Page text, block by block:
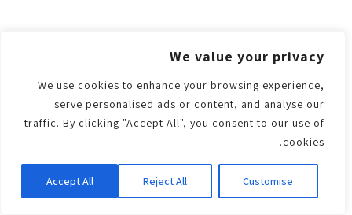
We value your privacy
We use cookies to enhance your browsing experience,
serve personalised ads or content, and analyse our
traffic. By clicking "Accept All", you consent to our use of
cookies.
Customise
Reject All
Accept All